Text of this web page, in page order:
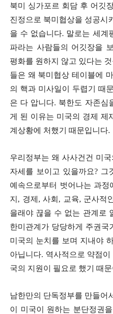
북미 싱가포르 회담 후 어깃
진정으로 북미협상을 성공시
을 수 없습니다. 말로는 세계
파라는 사람들의 어깃장을
평화를 원하지 않고 있다는
들은 왜 북미협상 테이블에
의 핵과 미사일이 두렵기 때
은 다 압니다. 북한도 자존심
게 된 이유는 미국의 경제 제
계상황에 처했기 때문입니다.
우리정부는 왜 사사건건 미
자세를 보이고 있을까요? 그
예속으로부터 벗어나는 과정
지 , 경제 , 사회 , 교육, 군사적
을래야 끊을 수 없는 관계로
한미관계가 당당하게 주권국
미국의 눈치를 보며 지내야
아닙니다. 역사적으로 약점이
국의 지원이 필요로 했기 때
남한만의 단독정부를 만들어
이 미국이 원하는 분단정권